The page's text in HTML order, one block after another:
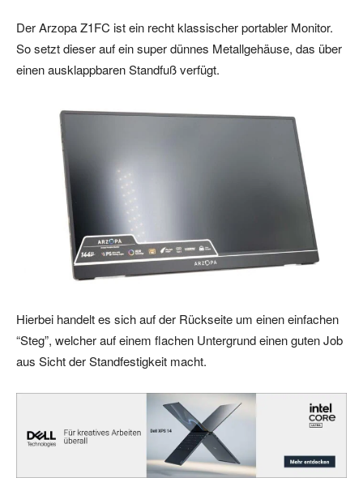
Der Arzopa Z1FC ist ein recht klassischer portabler Monitor.
So setzt dieser auf ein super dünnes Metallgehäuse, das über
einen ausklappbaren Standfuß verfügt.
Hierbei handelt es sich auf der Rückseite um einen einfachen
“Steg”, welcher auf einem flachen Untergrund einen guten Job
aus Sicht der Standfestigkeit macht.